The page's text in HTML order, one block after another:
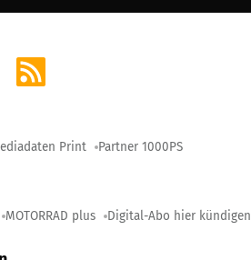
Print Partner 1000PS
MOTORRAD plus Digital-Abo hier kündigen